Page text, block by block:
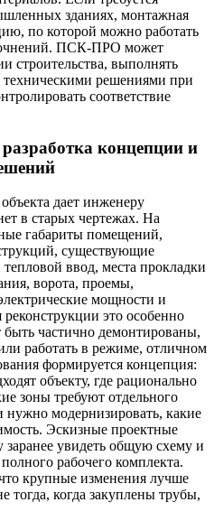
зданиях, монтажная
по которой можно работать
ПСК-ПРО может
строительства, выполнять
техническими решениями при
соответствие
концепции и
дает инженеру
в старых чертежах. На
габариты помещений,
существующие
ввод, места прокладки
ворота, проемы,
мощности и
это особенно
частично демонтированы,
работать в режиме, отличном
формируется концепция:
объекту, где рационально
зоны требуют отдельного
нужно модернизировать, какие
Эскизные проектные
заранее увидеть общую схему и
рабочего комплекта.
крупные изменения лучше
тогда, когда закуплены трубы,